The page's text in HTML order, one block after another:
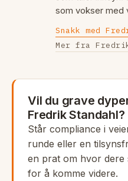
som vokser med
Snakk med
Mer fra
Vil du grave
Fredrik Standahl?
Står compliance i
runde eller en
en prat om hvor dere
for å komme videre.